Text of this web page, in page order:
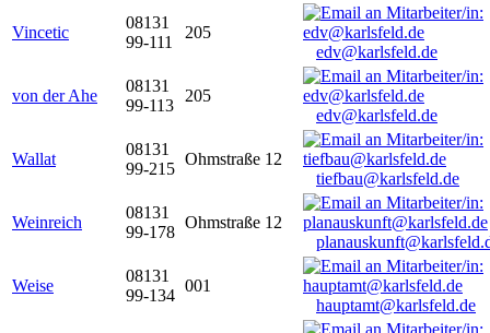
Vincetic
08131
99-111
205
edv@karlsfeld.de
von der Ahe
08131
99-113
205
edv@karlsfeld.de
Wallat
08131
99-215
Ohmstraße 12
tiefbau@karlsfeld.de
Weinreich
08131
99-178
Ohmstraße 12
Weise
08131
99-134
001
hauptamt@karlsfeld.de